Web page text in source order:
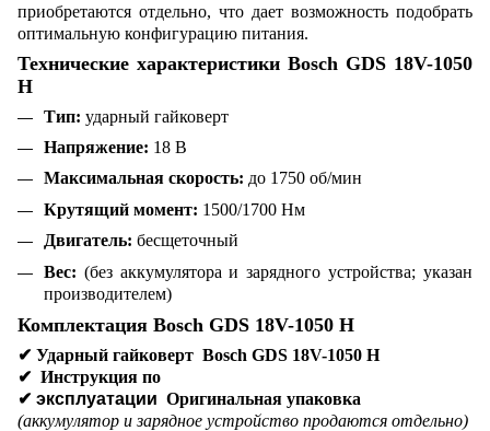
приобретаются отдельно, что дает возможность подобрать
оптимальную конфигурацию питания.
Технические характеристики Bosch GDS 18V-1050
H
Тип: ударный гайковерт
Напряжение: 18 В
Максимальная скорость: до 1750 об/мин
Крутящий момент: 1500/1700 Нм
Двигатель: бесщеточный
Вес: (без аккумулятора и зарядного устройства; указан
производителем)
Комплектация Bosch GDS 18V-1050 H
✔ Ударный гайковерт Bosch GDS 18V-1050 H
✔ Инструкция по
✔ эксплуатации Оригинальная упаковка
(аккумулятор и зарядное устройство продаются отдельно)